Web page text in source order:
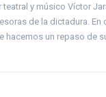
teatral y músico Víctor
de la dictadura. En
hacemos un repaso de